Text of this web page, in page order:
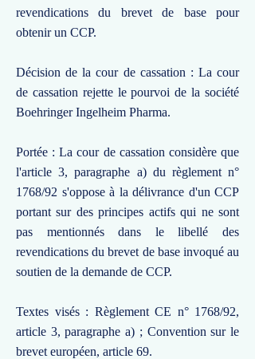
revendications du brevet de base pour
obtenir un CCP.
Décision de la cour de cassation : La cour
de cassation rejette le pourvoi de la société
Boehringer Ingelheim Pharma.
Portée : La cour de cassation considère que
l'article 3, paragraphe a) du règlement n°
1768/92 s'oppose à la délivrance d'un CCP
portant sur des principes actifs qui ne sont
pas mentionnés dans le libellé des
revendications du brevet de base invoqué au
soutien de la demande de CCP.
Textes visés : Règlement CE n° 1768/92,
article 3, paragraphe a) ; Convention sur le
brevet européen, article 69.